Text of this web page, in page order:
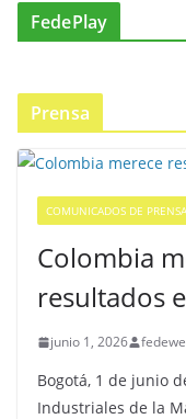
FedePlay
Prensa
COMUNICADOS DE PRENSA
Colombia
resultados
junio 1, 2026
Bogotá, 1 de junio
Industriales de la